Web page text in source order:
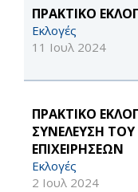
ΠΡΑΚΤΙΚΟ
Εκλογές
11 Ιουλ 2024
ΠΡΑΚΤΙΚΟ
ΣΥΝΕΛΕΥΣΗ
ΕΠΙΧΕΙΡΗΣΕΩΝ
Εκλογές
2 Ιουλ 2024